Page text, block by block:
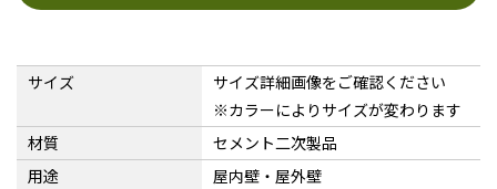
サイズ
サイズ詳細画像をご確認ください
※カラーによりサイズが変わります
材質
セメント二次製品
用途
屋内壁・屋外壁